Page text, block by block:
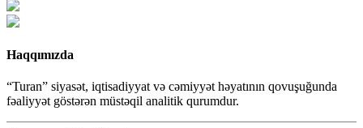
Haqqımızda
“Turan” siyasət, iqtisadiyyat və cəmiyyət həyatının qovuşuğunda
fəaliyyət göstərən müstəqil analitik qurumdur.